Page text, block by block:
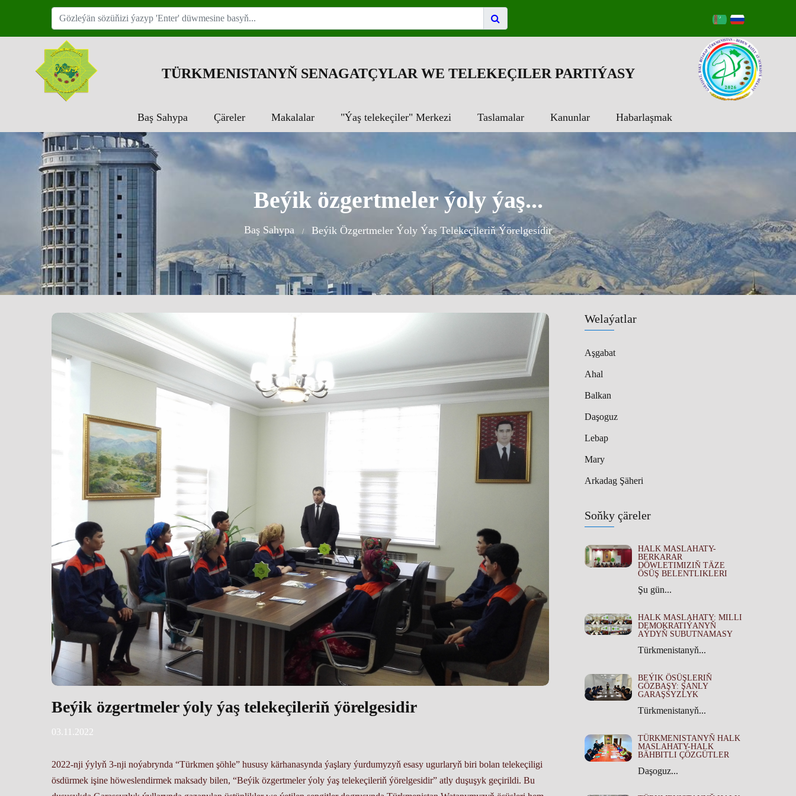
TÜRKMENISTANYŇ SENAGATÇYLAR WE TELEKEÇILER PARTIÝASY
Baş Sahypa Çäreler Makalalar "Ýaş telekeçiler" Merkezi Taslamalar Kanunlar Habarlaşmak
Beýik özgertmeler ýoly ýaş...
Baş Sahypa Beýik Özgertmeler Ýoly Ýaş Telekeçileriň Ýörelgesidir
Welaýatlar
Aşgabat
Ahal
Balkan
Daşoguz
Lebap
Mary
Arkadag Şäheri
Soňky çäreler
HALK MASLAHATY-
BERKARAR
DÖWLETIMIZIŇ TÄZE
ÖSÜŞ BELENTLIKLERI
Şu gün...
HALK MASLAHATY: MILLI
DEMOKRATIÝANYŇ
AÝDYŇ SUBUTNAMASY
Türkmenistanyň...
BEÝIK ÖSÜŞLERIŇ
GÖZBAŞY: ŞANLY
GARAŞSYZLYK
Türkmenistanyň...
TÜRKMENISTANYŇ HALK
MASLAHATY-HALK
BÄHBITLI ÇÖZGÜTLER
Daşoguz...
Beýik özgertmeler ýoly ýaş telekeçileriň ýörelgesidir
03.11.2022
2022-nji ýylyň 3-nji noýabrynda “Türkmen şöhle” hususy kärhanasynda ýaşlary ýurdumyzyň esasy ugurlaryň biri bolan telekeçiligi
ösdürmek işine höweslendirmek maksady bilen, “Beýik özgertmeler ýoly ýaş telekeçileriň ýörelgesidir” atly duşuşyk geçirildi. Bu